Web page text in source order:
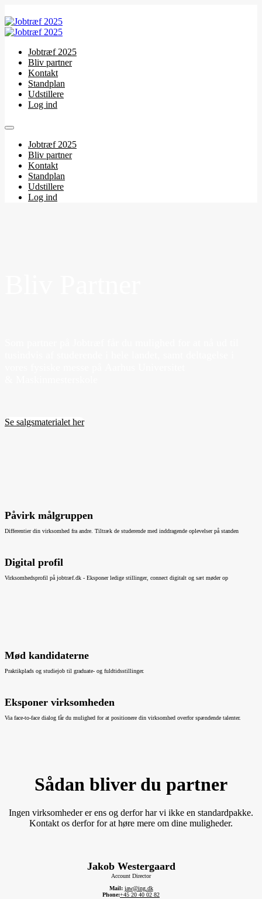
Jobtræf 2025
Bliv partner
Kontakt
Standplan
Udstillere
Log ind
Jobtræf 2025
Bliv partner
Kontakt
Standplan
Udstillere
Log ind
Se salgsmaterialet her
Påvirk målgruppen
Differentier din virksomhed fra andre. Tiltræk de studerende med inddragende oplevelser på standen
Digital profil
Virksomhedsprofil på jobtræf.dk - Eksponer ledige stillinger, connect digitalt og sæt møder op
Mød kandidaterne
Praktikplads og studiejob til graduate- og fuldtidsstillinger.
Eksponer virksomheden
Via face-to-face dialog får du mulighed for at positionere din virksomhed overfor spændende talenter.
Sådan bliver du partner
Ingen virksomheder er ens og derfor har vi ikke en standardpakke.
Kontakt os derfor for at høre mere om dine muligheder.
Jakob Westergaard
Account Director
Mail: jaw@ing.dk
Phone:+45 20 40 02 82